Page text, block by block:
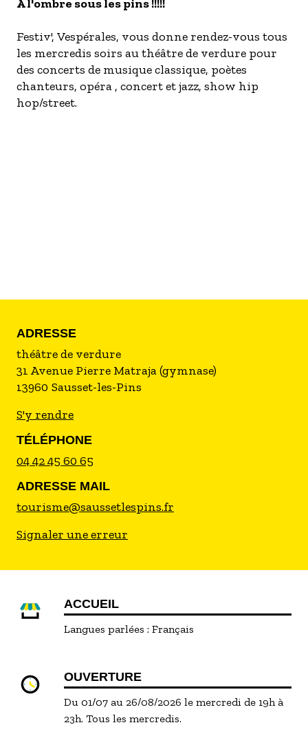
A l'ombre sous les pins !!!!!
Festiv', Vespérales, vous donne rendez-vous tous
les mercredis soirs au théâtre de verdure pour
des concerts de musique classique, poètes
chanteurs, opéra , concert et jazz, show hip
hop/street.
ADRESSE
théâtre de verdure
31 Avenue Pierre Matraja (gymnase)
13960 Sausset-les-Pins
S'y rendre
TÉLÉPHONE
04 42 45 60 65
ADRESSE MAIL
tourisme@saussetlespins.fr
Signaler une erreur
ACCUEIL
Langues parlées : Français
OUVERTURE
Du 01/07 au 26/08/2026 le mercredi de 19h à
23h. Tous les mercredis.